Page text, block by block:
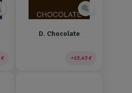
zoom_in
D. Chocolate
15,43 €